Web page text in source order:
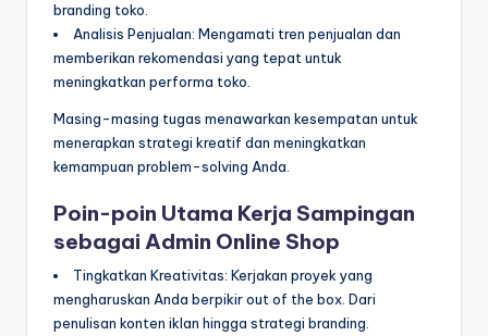
branding toko.
Analisis Penjualan: Mengamati tren penjualan dan
memberikan rekomendasi yang tepat untuk
meningkatkan performa toko.
Masing-masing tugas menawarkan kesempatan untuk
menerapkan strategi kreatif dan meningkatkan
kemampuan problem-solving Anda.
Poin-poin Utama Kerja Sampingan
sebagai Admin Online Shop
Tingkatkan Kreativitas: Kerjakan proyek yang
mengharuskan Anda berpikir out of the box. Dari
penulisan konten iklan hingga strategi branding.